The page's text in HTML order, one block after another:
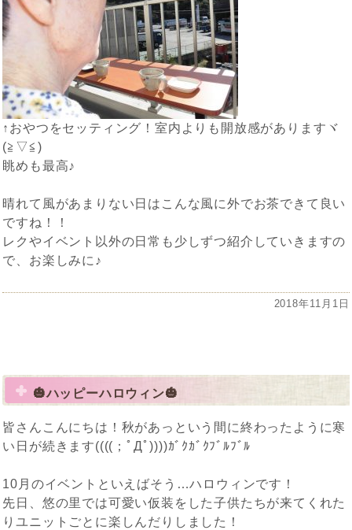
↑おやつをセッティング！室内よりも開放感がありますヾ
(≧▽≦)
眺めも最高♪
晴れて風があまりない日はこんな風に外でお茶できて良い
ですね！！
レクやイベント以外の日常も少しずつ紹介していきますの
で、お楽しみに♪
投
2018年11月1日
🎃ハッピーハロウィン🎃
皆さんこんにちは！秋があっという間に終わったように寒
い日が続きます((((；ﾟДﾟ))))ｶﾞｸｶﾞｸﾌﾞﾙﾌﾞﾙ
10月のイベントといえばそう…ハロウィンです！
先日、悠の里では可愛い仮装をした子供たちが来てくれた
りユニットごとに楽しんだりしました！